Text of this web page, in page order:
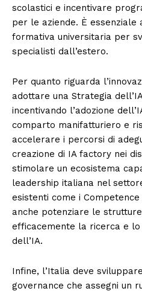
scolastici e incentivare
per le aziende. È essenziale
formativa universitaria per
specialisti dall’estero.
Per quanto riguarda
adottare una Strategia
incentivando l’adozione
comparto manifatturiero e
accelerare i percorsi di
creazione di IA factory nei
stimolare un ecosistema
leadership italiana nel
esistenti come i
anche potenziare le
efficacemente la ricerca e
dell’IA.
Infine, l’Italia deve
governance che assegni un